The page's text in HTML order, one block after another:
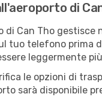
di
di Can Tho
tuo telefono prima
leggermente
le opzioni di
sarà disponibile